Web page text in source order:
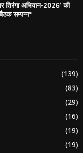
तिरंगा अभियान-2026’ की
सम्पन्न*
(139)
(83)
(29)
(16)
(19)
(19)